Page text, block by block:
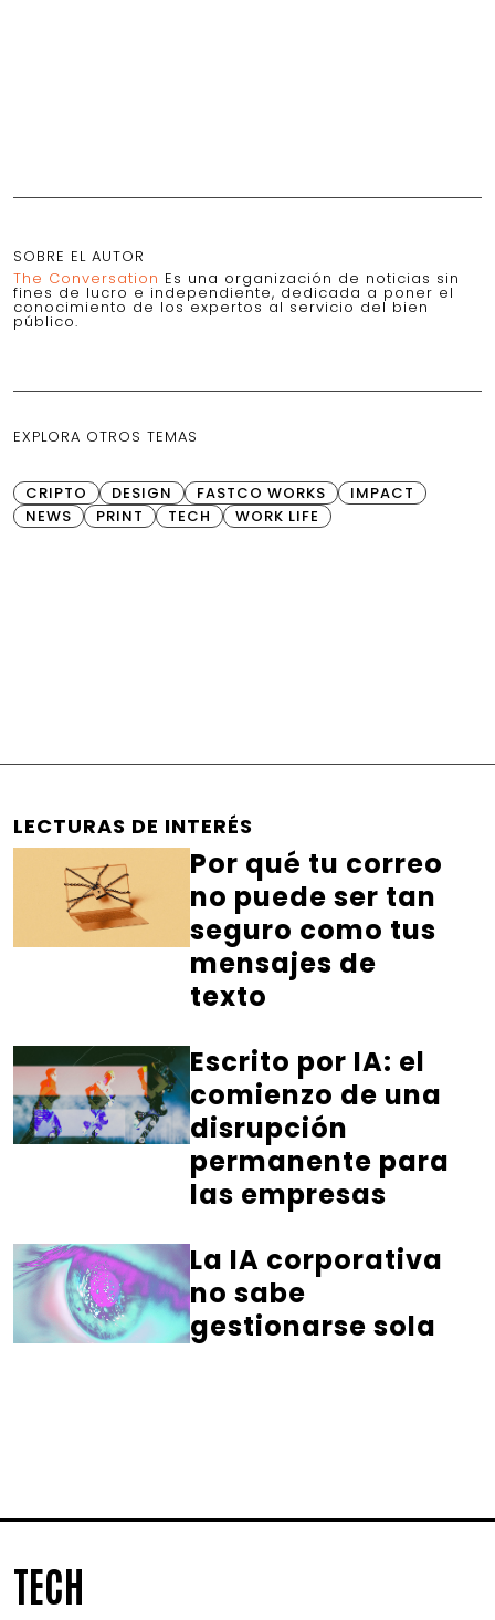
SOBRE EL AUTOR
The Conversation Es una organización de noticias sin
fines de lucro e independiente, dedicada a poner el
conocimiento de los expertos al servicio del bien
público.
EXPLORA OTROS TEMAS
CRIPTO DESIGN FASTCO WORKS
IMPACT
NEWS
PRINT TECH WORK LIFE
LECTURAS DE INTERÉS
Por qué tu correo
no puede ser tan
seguro como tus
mensajes de
texto
Escrito por IA: el
comienzo de una
disrupción
permanente para
las empresas
La IA corporativa
no sabe
gestionarse sola
TECH